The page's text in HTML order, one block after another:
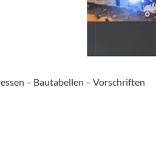
– Bautabellen – Vorschriften